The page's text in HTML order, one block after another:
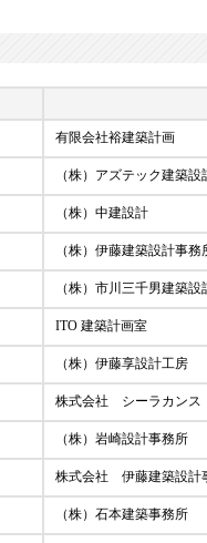
有限会社裕建築計画
（株）アズテック建築
（株）中建設計
（株）伊藤建築設計事
（株）市川三千男建築
ITO 建築計画室
（株）伊藤享設計工房
株式会社 シーラカン
（株）岩崎設計事務所
株式会社 伊藤建築設計
（株）石本建築事務所